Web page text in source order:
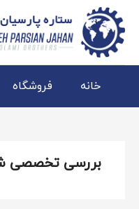
خانه فروشگاه
بررسی تخصصی شاتون